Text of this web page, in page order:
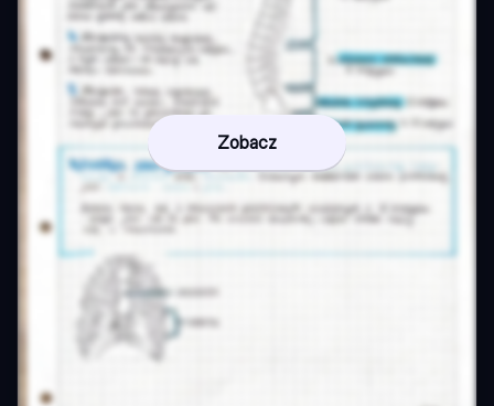
Zobacz